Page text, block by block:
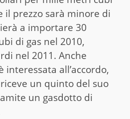
il prezzo sarà minore di
a importare 30
di gas nel 2010,
nel 2011. Anche
interessata all’accordo,
un quinto del suo
un gasdotto di